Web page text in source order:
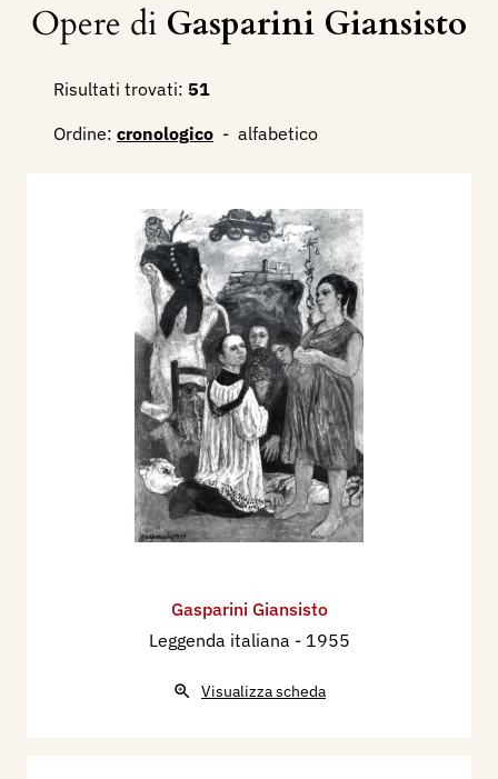
Opere di Gasparini Giansisto
Risultati trovati: 51
Ordine: cronologico - alfabetico
Gasparini Giansisto
Leggenda italiana - 1955
Visualizza scheda